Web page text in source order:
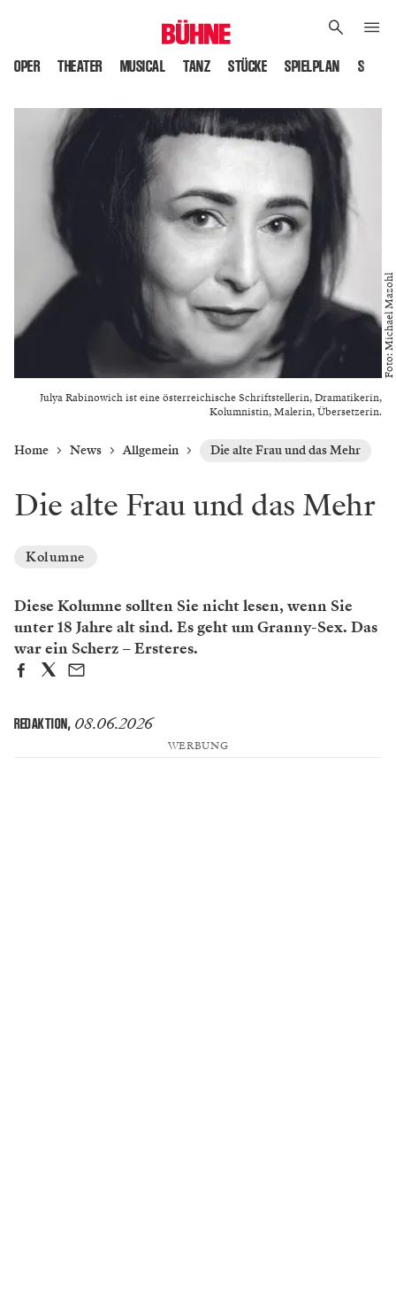
OPER THEATER MUSICAL TANZ STÜCKE SPIELPLAN
Julya Rabinowich ist eine österreichische Schriftstellerin, Dramatikerin,
Kolumnistin, Malerin, Übersetzerin.
Foto: Michael Mazohl
Home News Allgemein Die alte Frau und das Mehr
Die alte Frau und das Mehr
Kolumne
Diese Kolumne sollten Sie nicht lesen, wenn Sie
unter 18 Jahre alt sind. Es geht um Granny-Sex. Das
war ein Scherz – Ersteres.
REDAKTION, 08.06.2026
WERBUNG